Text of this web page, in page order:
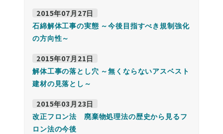
2015年07月27日
石綿解体工事の実態 ～今後目指すべき規制強化
の方向性～
2015年07月21日
解体工事の落とし穴 ～無くならないアスベスト
建材の見落とし～
2015年03月23日
改正フロン法 廃棄物処理法の歴史から見るフ
ロン法の今後